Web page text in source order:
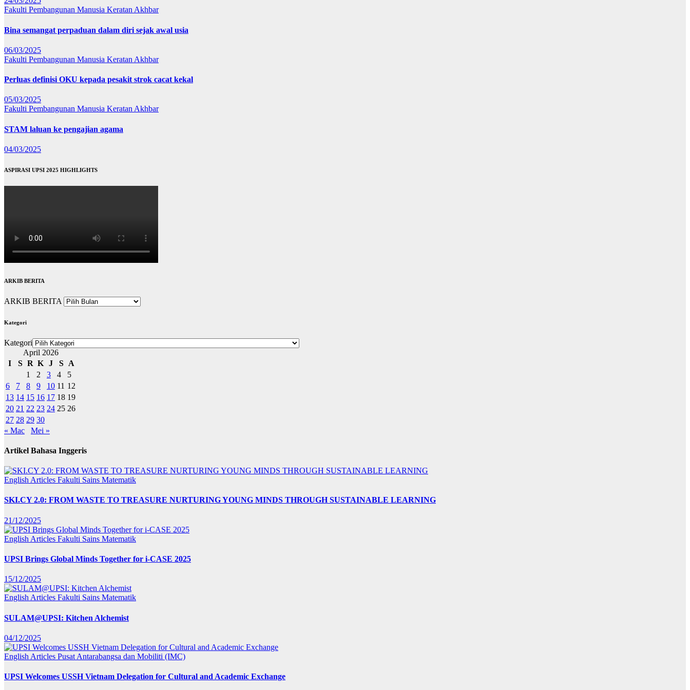
Fakulti Pembangunan Manusia Keratan Akhbar
Bina semangat perpaduan dalam diri sejak awal usia
06/03/2025
Fakulti Pembangunan Manusia Keratan Akhbar
Perluas definisi OKU kepada pesakit strok cacat kekal
05/03/2025
Fakulti Pembangunan Manusia Keratan Akhbar
STAM laluan ke pengajian agama
04/03/2025
ASPIRASI UPSI 2025 HIGHLIGHTS
ARKIB BERITA
ARKIB BERITA
Kategori
Kategori
April 2026
I
S R K J S
A
1
2 3 4
5
6
7 8 9 10 11 12
13 14 15 16 17 18 19
20 21 22 23 24 25 26
27 28 29 30
« Mac
Mei »
Artikel Bahasa Inggeris
English Articles Fakulti Sains Matematik
SKI.CY 2.0: FROM WASTE TO TREASURE NURTURING YOUNG MINDS THROUGH SUSTAINABLE LEARNING
21/12/2025
English Articles Fakulti Sains Matematik
UPSI Brings Global Minds Together for i-CASE 2025
15/12/2025
English Articles Fakulti Sains Matematik
SULAM@UPSI: Kitchen Alchemist
04/12/2025
English Articles Pusat Antarabangsa dan Mobiliti (IMC)
UPSI Welcomes USSH Vietnam Delegation for Cultural and Academic Exchange